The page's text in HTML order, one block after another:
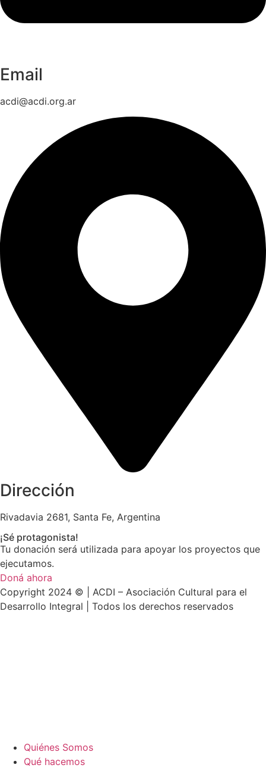
Email
acdi@acdi.org.ar
Dirección
Rivadavia 2681, Santa Fe, Argentina
¡Sé protagonista!
Tu donación será utilizada para apoyar los proyectos que
ejecutamos.
Doná ahora
Copyright 2024 © | ACDI – Asociación Cultural para el
Desarrollo Integral | Todos los derechos reservados
Quiénes Somos
Qué hacemos